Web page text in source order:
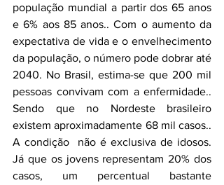
população mundial a partir dos 65 anos
e 6% aos 85 anos.. Com o aumento da
expectativa de vida e o envelhecimento
da população, o número pode dobrar até
2040. No Brasil, estima-se que 200 mil
pessoas convivam com a enfermidade..
Sendo que no Nordeste brasileiro
existem aproximadamente 68 mil casos..
A condição  não é exclusiva de idosos.
Já que os jovens representam 20% dos
casos, um percentual bastante